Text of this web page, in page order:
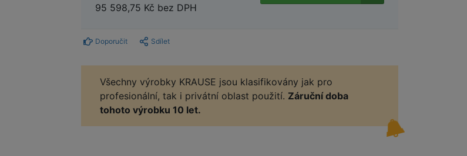
95 598,75 Kč bez DPH
Doporučit Sdílet
Všechny výrobky KRAUSE jsou klasifikovány jak pro
profesionální, tak i privátní oblast použití. Záruční doba
tohoto výrobku 10 let.